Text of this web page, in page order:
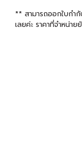
** สามารถออกใบกำ
เลยค่ะ ราคาที่จำหน่า